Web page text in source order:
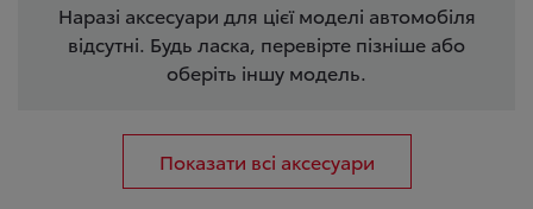
Наразі аксесуари для цієї моделі автомобіля
відсутні. Будь ласка, перевірте пізніше або
оберіть іншу модель.
Показати всі аксесуари